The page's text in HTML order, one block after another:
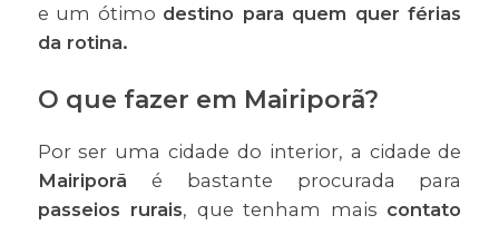
e um ótimo destino para quem quer férias
da rotina.
O que fazer em Mairiporã?
Por ser uma cidade do interior, a cidade de
Mairiporãé bastante procurada para
passeios rurais, que tenham mais contato